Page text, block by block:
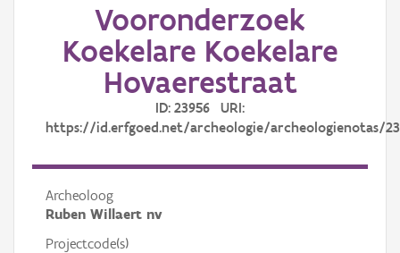
Vooronderzoek
Koekelare Koekelare
Hovaerestraat
ID: 23956 URI:
https://id.erfgoed.net/archeologie/archeologienotas/
Archeoloog
Ruben Willaert nv
Projectcode(s)